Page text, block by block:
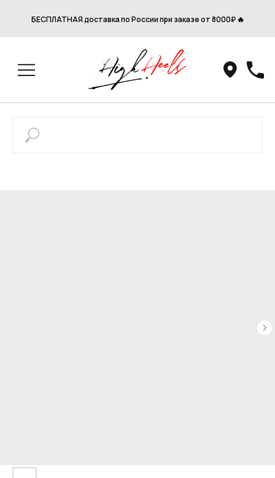
БЕСПЛАТНАЯ доставка по России при заказе от 8000₽ 🔥